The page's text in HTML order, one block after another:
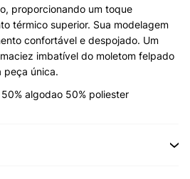
proporcionando um toque
térmico superior. Sua modelagem
confortável e despojado. Um
imbatível do moletom felpado
peça única.
algodao 50% poliester